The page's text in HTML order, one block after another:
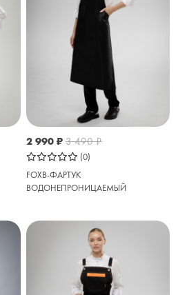
2 990 ₽ 3 490₽
(0)
FOXB-ФАРТУК
ВОДОНЕПРОНИЦАЕМЫЙ